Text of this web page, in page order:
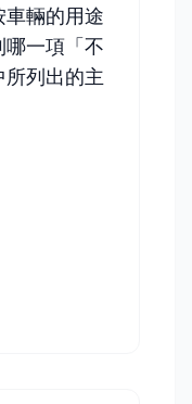
車輛的用途
一項「不
所列出的主